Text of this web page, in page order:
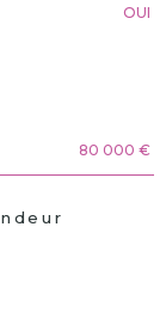
OUI
80 000 €